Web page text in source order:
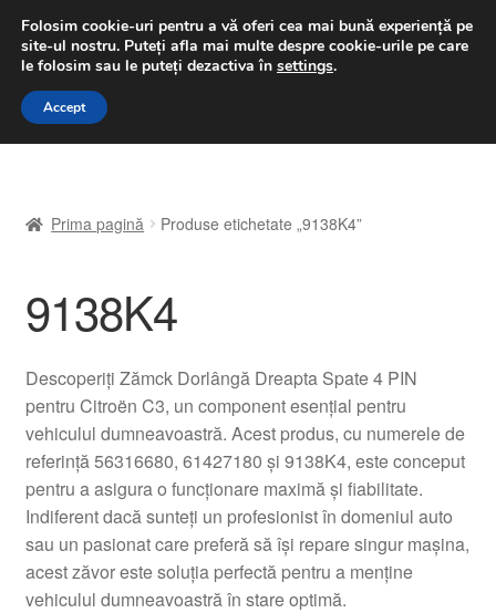
LIVRARE de la 33 lei
luni-vineri 9 a.m. - 4 p.m.031 229 6816
Sari
Sari
A lua legatura
Contul meu
Despre noi
Finalizare comandă
Livrare în toată lumea
Prima pagină Produse etichetate „9138K4”
9138K4
Descoperiți Zămck Dorlângă Dreapta Spate 4 PIN
pentru Citroën C3, un component esențial pentru
vehiculul dumneavoastră. Acest produs, cu numerele de
referință 56316680, 61427180 și 9138K4, este conceput
pentru a asigura o funcționare maximă și fiabilitate.
Indiferent dacă sunteți un profesionist în domeniul auto
sau un pasionat care preferă să își repare singur mașina,
acest zăvor este soluția perfectă pentru a menține
vehiculul dumneavoastră în stare optimă.
Folosim cookie-uri pentru a vă oferi cea mai bună experiență pe
site-ul nostru. Puteți afla mai multe despre cookie-urile pe care
le folosim sau le puteți dezactiva în settings.
Accept